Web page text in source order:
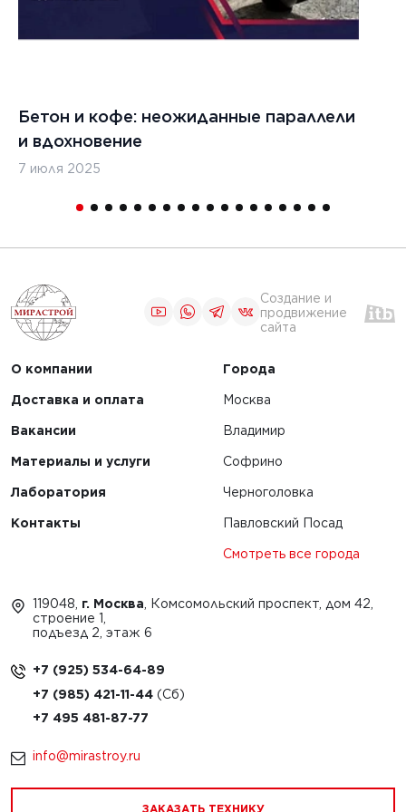
Спецтехника для
ремонта и
Бетон и кофе: неожиданные параллели
и вдохновение
7 июля 2025
Создание и
продвижение
сайта
О компании
Доставка и оплата
Вакансии
Материалы и услуги
Лаборатория
Контакты
Города
Москва
Владимир
Софрино
Черноголовка
Павловский Посад
Смотреть все города
119048, г. Москва , Комсомольский проспект, дом 42,
строение 1,
подъезд 2, этаж 6
+7 (925) 534-64-89
+7 (985) 421-11-44
+7 495 481-87-77
info@mirastroy.ru
ЗАКАЗАТЬ ТЕХНИКУ